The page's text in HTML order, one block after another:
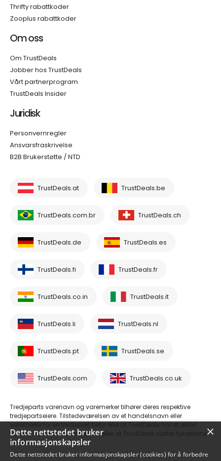
Thrifty rabattkoder
Zooplus rabattkoder
Om oss
Om TrustDeals
Jobber hos TrustDeals
Vårt partnerprogram
TrustDeals Insider
Juridisk
Personvernregler
Ansvarsfraskrivelse
B2B Brukerstøtte / NTD
TrustDeals.at TrustDeals.be
TrustDeals.com.br TrustDeals.ch
TrustDeals.de TrustDeals.es
TrustDeals.fi TrustDeals.fr
TrustDeals.co.in TrustDeals.it
TrustDeals.li TrustDeals.nl
TrustDeals.pt TrustDeals.se
TrustDeals.com TrustDeals.co.uk
Tredjeparts varenavn og varemerker tilhører deres respektive
tredjepartseiere. Tilstedeværelsen av et handelsnavn eller
forhold til en nevnte tredjepart, eller at TrustDeals støtter tjenestene
deres.
×
Dette nettstedet bruker
informasjonskapsler
Dette nettstedet bruker informasjonskapsler (cookies) for å forbedre